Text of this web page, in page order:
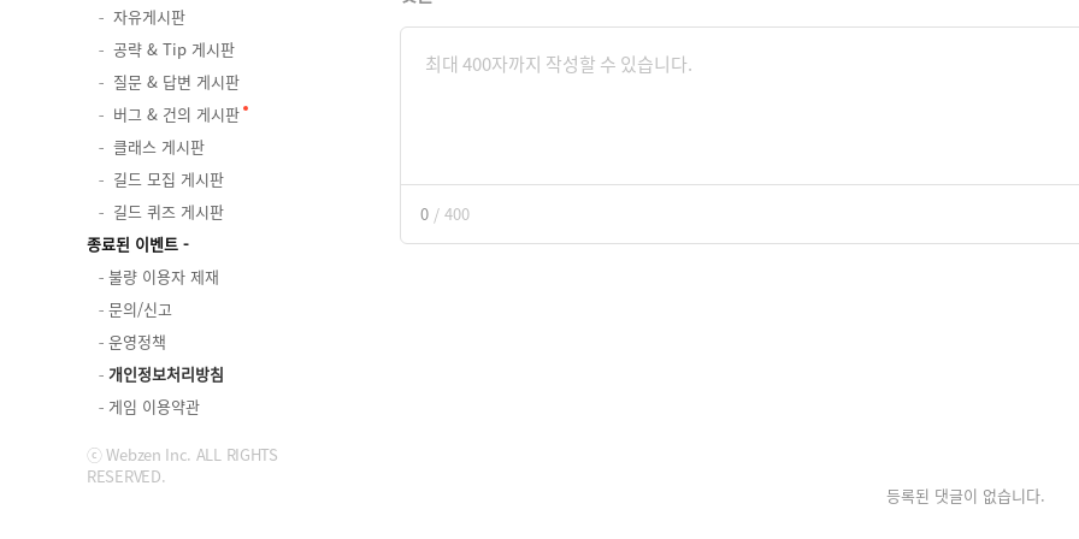
자유게시판
공략 & Tip 게시판
질문 & 답변 게시판
버그 & 건의 게시판
클래스 게시판
길드 모집 게시판
길드 퀴즈 게시판
종료된 이벤트
불량 이용자 제재
문의/신고
운영정책
개인정보처리방침
게임 이용약관
ⓒ Webzen Inc. ALL RIGHTS
RESERVED.
0 / 400
등록된 댓글이 없습니다.